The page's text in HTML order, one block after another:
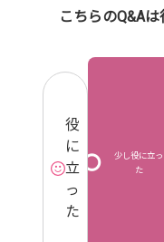
こちらのQ&A
役
に
立
っ
た
少し役に立っ
た